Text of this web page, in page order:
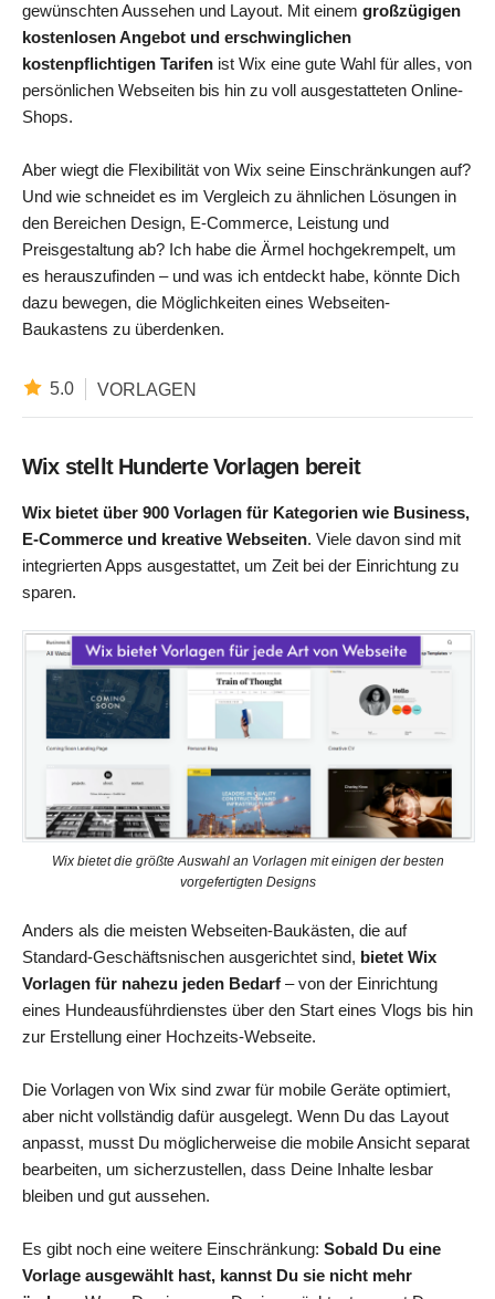
gewünschten Aussehen und Layout. Mit einem großzügigen
kostenlosen Angebot und erschwinglichen
kostenpflichtigen Tarifen ist Wix eine gute Wahl für alles, von
persönlichen Webseiten bis hin zu voll ausgestatteten Online-
Shops.
Aber wiegt die Flexibilität von Wix seine Einschränkungen auf?
Und wie schneidet es im Vergleich zu ähnlichen Lösungen in
den Bereichen Design, E-Commerce, Leistung und
Preisgestaltung ab? Ich habe die Ärmel hochgekrempelt, um
es herauszufinden – und was ich entdeckt habe, könnte Dich
dazu bewegen, die Möglichkeiten eines Webseiten-
Baukastens zu überdenken.
5.0 VORLAGEN
Wix stellt Hunderte Vorlagen bereit
Wix bietet über 900 Vorlagen für Kategorien wie Business,
E-Commerce und kreative Webseiten. Viele davon sind mit
integrierten Apps ausgestattet, um Zeit bei der Einrichtung zu
sparen.
Wix bietet die größte Auswahl an Vorlagen mit einigen der besten
vorgefertigten Designs
Anders als die meisten Webseiten-Baukästen, die auf
Standard-Geschäftsnischen ausgerichtet sind, bietet Wix
Vorlagen für nahezu jeden Bedarf – von der Einrichtung
eines Hundeausführdienstes über den Start eines Vlogs bis hin
zur Erstellung einer Hochzeits-Webseite.
Die Vorlagen von Wix sind zwar für mobile Geräte optimiert,
aber nicht vollständig dafür ausgelegt. Wenn Du das Layout
anpasst, musst Du möglicherweise die mobile Ansicht separat
bearbeiten, um sicherzustellen, dass Deine Inhalte lesbar
bleiben und gut aussehen.
Es gibt noch eine weitere Einschränkung: Sobald Du eine
Vorlage ausgewählt hast, kannst Du sie nicht mehr